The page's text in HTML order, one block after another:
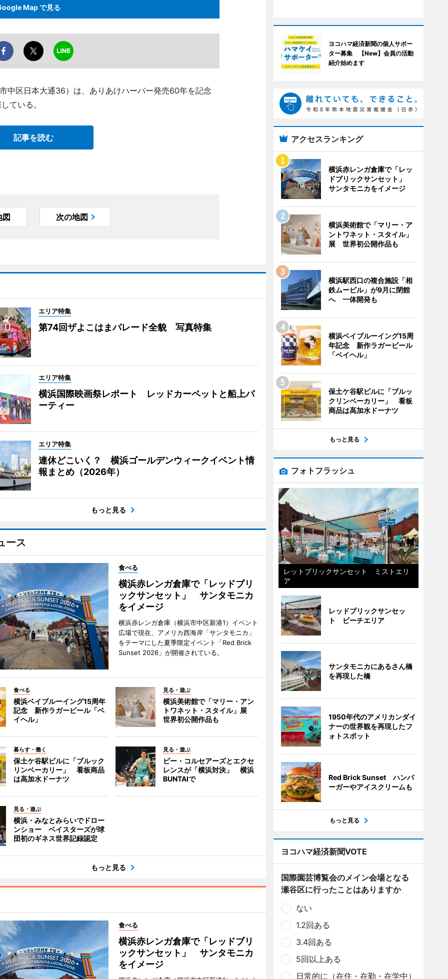
Map で見る
中区日本大通36）は、ありあけハーバー発売60年を記念
ている。
記事を読む
図 次の地図
エリア特集
第74回ザよこはまパレード全貌 写真特集
エリア特集
横浜国際映画祭レポート レッドカーペットと船上パ
ーティー
エリア特集
連休どこいく？ 横浜ゴールデンウィークイベント情
報まとめ（2026年）
もっと見る
ース
食べる
横浜赤レンガ倉庫で「レッドブリ
ックサンセット」 サンタモニカ
をイメージ
横浜赤レンガ倉庫（横浜市中区新港1）イベント
広場で現在、アメリカ西海岸「サンタモニカ」
をテーマにした夏季限定イベント「Red Brick
Sunset 2026」が開催されている。
食べる
横浜ベイブルーイング15周年
記念 新作ラガービール「ベ
イヘル」
見る・遊ぶ
横浜美術館で「マリー・アン
トワネット・スタイル」展
世界初公開作品も
暮らす・働く
保土ケ谷駅ビルに「ブルック
リンベーカリー」 看板商品
は高加水ドーナツ
見る・遊ぶ
ビー・コルセアーズとエクセ
レンスが「横浜対決」 横浜
BUNTAIで
見る・遊ぶ
横浜・みなとみらいでドロー
ンショー ベイスターズが球
団初のギネス世界記録認定
もっと見る
食べる
横浜赤レンガ倉庫で「レッドブリ
ックサンセット」 サンタモニカ
をイメージ
ヨコハマ経済新聞の個人サポー
ター募集 【New】会員の活動
紹介始めます
アクセスランキング
横浜赤レンガ倉庫で「レッ
ドブリックサンセット」
サンタモニカをイメージ
横浜美術館で「マリー・ア
ントワネット・スタイル」
展 世界初公開作品も
横浜駅西口の複合施設「相
鉄ムービル」が9月に閉館
へ 一体開発も
横浜ベイブルーイング15周
年記念 新作ラガービール
「ベイヘル」
保土ケ谷駅ビルに「ブルッ
クリンベーカリー」 看板
商品は高加水ドーナツ
もっと見る
フォトフラッシュ
レットブリックサンセット ミストエリ
ア
レッドブリックサンセッ
ト ビーチエリア
サンタモニカにあるさん橋
を再現した橋
1950年代のアメリカンダイ
ナーの世界観を再現したフ
ォトスポット
Red Brick Sunset ハンバ
ーガーやアイスクリームも
もっと見る
ヨコハマ経済新聞VOTE
国際園芸博覧会のメイン会場となる
瀬谷区に行ったことはありますか
ない
1.2回ある
3.4回ある
5回以上ある
日常的に（在住・在勤・在学中）